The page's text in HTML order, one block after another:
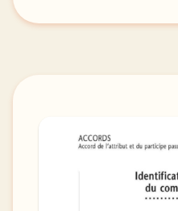
complement